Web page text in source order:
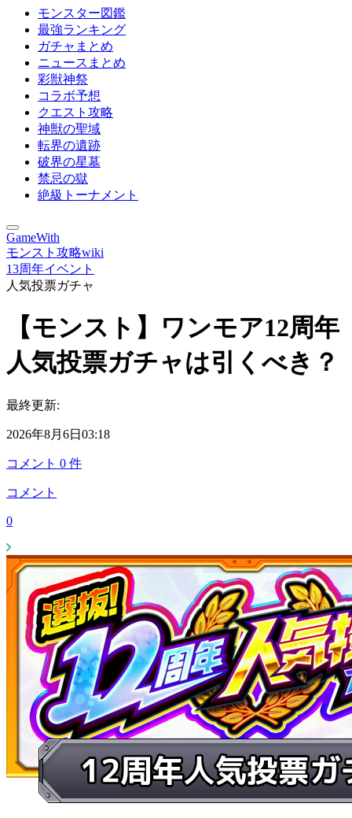
モンスター図鑑
最強ランキング
ガチャまとめ
ニュースまとめ
彩獣神祭
コラボ予想
クエスト攻略
神獣の聖域
転界の遺跡
破界の星墓
禁忌の獄
絶級トーナメント
GameWith
モンスト攻略wiki
13周年イベント
人気投票ガチャ
【モンスト】ワンモア12周年
人気投票ガチャは引くべき？
最終更新:
2026年8月6日03:18
コメント 0 件
コメント
0